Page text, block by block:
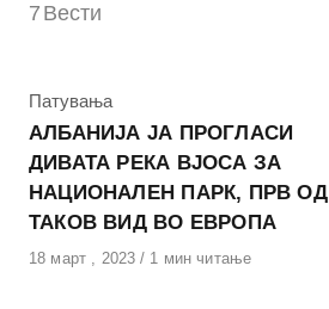
7 Вести
КАтегорија
Патувања
АЛБАНИЈА ЈА ПРОГЛАСИ
ДИВАТА РЕКА ВЈОСА ЗА
НАЦИОНАЛЕН ПАРК, ПРВ ОД
ТАКОВ ВИД ВО ЕВРОПА
Објавено
18 март , 2023 1 мин читање